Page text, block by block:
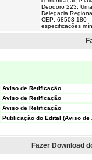
Deodoro 223,
Delegacia
CEP: 68503-180
especificações
Aviso de Retificação
Aviso de Retificação
Aviso de Retificação
Publicação do Edital (Aviso de
Fazer Download